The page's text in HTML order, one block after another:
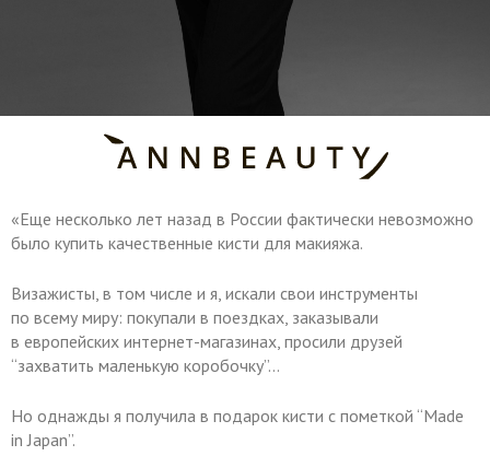
«Еще несколько лет назад в России фактически невозможно
было купить качественные кисти для макияжа.
Визажисты, в том числе и я, искали свои инструменты
по всему миру: покупали в поездках, заказывали
в европейских интернет-магазинах, просили друзей
“захватить маленькую коробочку”…
Но однажды я получила в подарок кисти с пометкой “Made
in Japan”.